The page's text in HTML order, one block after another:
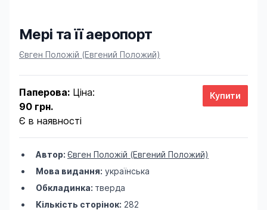
Мері та її аеропорт
Product information
Євген Положій (Евгений Положий)
Паперова: Ціна:
90 грн.
Є в наявності
Автор: Євген Положій (Евгений Положий)
Мова видання: українська
Обкладинка: тверда
Кількість сторінок: 282